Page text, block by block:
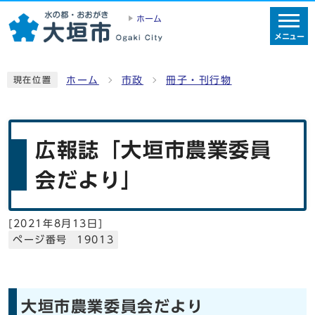
ホーム
メニュー
現在位置 ホーム 市政 冊子・刊行物
広報誌「大垣市農業委員
会だより」
[ 2021年8月13日 ]
ページ番号 19013
大垣市農業委員会だより